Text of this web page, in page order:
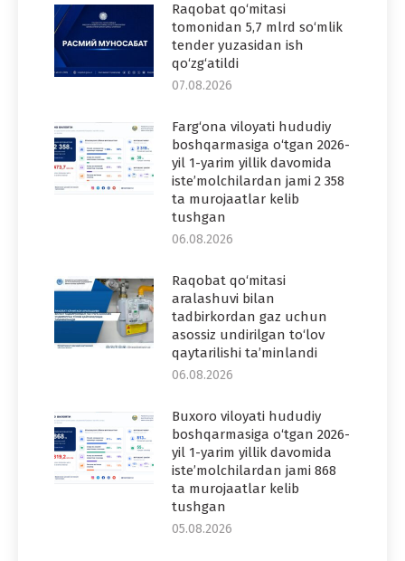
Raqobat qo‘mitasi
tomonidan 5,7 mlrd so‘mlik
tender yuzasidan ish
qo‘zg‘atildi
07.08.2026
Farg‘ona viloyati hududiy
boshqarmasiga o‘tgan 2026-
yil 1-yarim yillik davomida
iste’molchilardan jami 2 358
ta murojaatlar kelib
tushgan
06.08.2026
Raqobat qo‘mitasi
aralashuvi bilan
tadbirkordan gaz uchun
asossiz undirilgan to‘lov
qaytarilishi ta’minlandi
06.08.2026
Buxoro viloyati hududiy
boshqarmasiga o‘tgan 2026-
yil 1-yarim yillik davomida
iste’molchilardan jami 868
ta murojaatlar kelib
tushgan
05.08.2026